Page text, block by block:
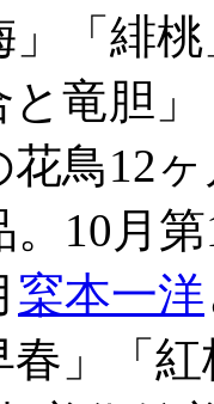
」「緋
と竜胆
鳥12
。10月
梥本一洋
春」「